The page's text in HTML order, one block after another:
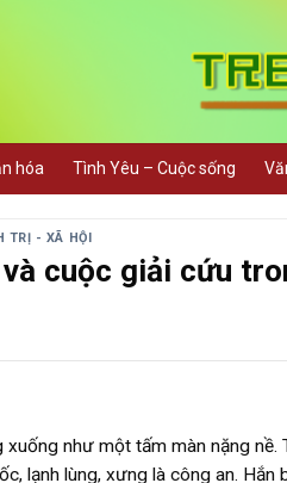
hóa Tình Yêu – Cuộc sống
TRỊ - XÃ HỘI
cuộc giải cứu
xuống như một tấm màn nặng
lạnh lùng, xưng là công an.